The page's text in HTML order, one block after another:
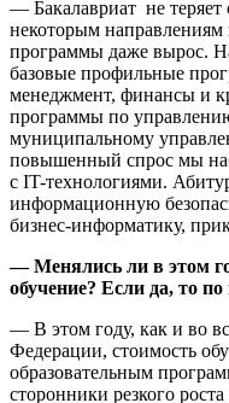
— Бакалавриат не теряет
некоторым направлениям
программы даже вырос.
базовые профильные
менеджмент, финансы и
программы по
муниципальному
повышенный спрос мы
с IT-технологиями.
информационную
бизнес-информатику,
— Менялись ли в этом
обучение? Если да, то
— В этом году, как и во
Федерации, стоимость
образовательным
сторонники резкого